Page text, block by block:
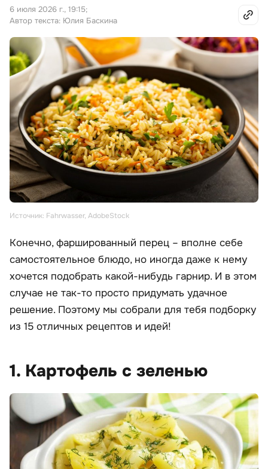
6 июля 2026 г., 19:15;
Автор текста: Юлия Баскина
Источник: Fahrwasser, AdobeStock
Конечно, фаршированный перец – вполне себе
самостоятельное блюдо, но иногда даже к нему
хочется подобрать какой-нибудь гарнир. И в этом
случае не так-то просто придумать удачное
решение. Поэтому мы собрали для тебя подборку
из 15 отличных рецептов и идей!
1. Картофель с зеленью